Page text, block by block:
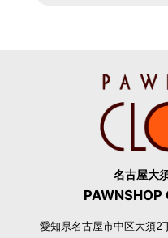
名古屋大
愛知県名古屋市中区大須